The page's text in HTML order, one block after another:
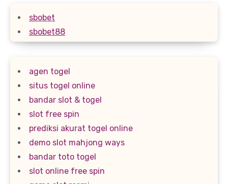
sbobet
sbobet88
agen togel
situs togel online
bandar slot & togel
slot free spin
prediksi akurat togel online
demo slot mahjong ways
bandar toto togel
slot online free spin